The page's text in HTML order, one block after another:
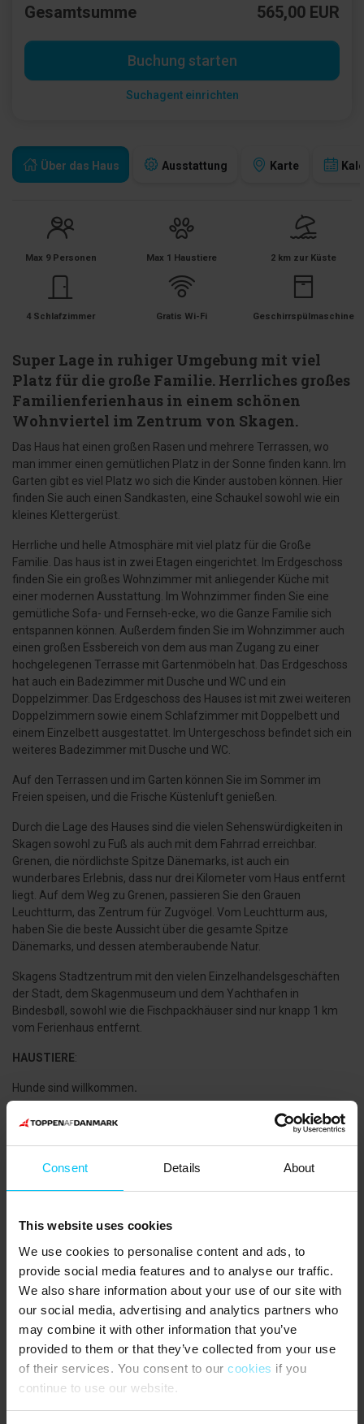
Consent Details About
This website uses cookies
We use cookies to personalise content and ads, to
provide social media features and to analyse our traffic.
We also share information about your use of our site with
our social media, advertising and analytics partners who
may combine it with other information that you’ve
provided to them or that they’ve collected from your use
of their services. You consent to our cookies if you
continue to use our website.
Über das Haus Ausstattung Karte
Max 9 Personen Max 1 Haustiere 2 km zur Küste
4 Schlafzimmer Gratis Wi-Fi Geschirrspülmaschine
Super Lage in ruhiger Umgebung mit viel
Platz für die große Familie. Herrliches großes
Familienferienhaus in einem schönen
Wohnviertel im Zentrum von Skagen.
Das Haus hat einen großen Rasen und mehrere Terrassen, wo
man immer einen gemütlichen Platz in der Sonne finden kann. Im
Garten gibt es viel Platz wo sich die Kinder austoben können. Hier
finden Sie auch einen Sandkasten, eine Schaukel sowohl wie ein
kleines Klettergerüst.
Herrliche und helle Atmosphäre mit viel platz für die Große
Familie. Das haus ist in zwei Etagen eingerichtet. Im Erdgeschoss
finden Sie ein großes Wohnzimmer mit anliegender Küche mit
einer modernen Ausstattung. Im Wohnzimmer finden Sie eine
gemütliche Sofa- und Fernseh-ecke, wo die Ganze Familie sich
entspannen können. Außerdem finden Sie im Wohnzimmer auch
einen großen Essbereich von dem aus man Zugang zu einer
hochgelegenen Terrasse mit Gartenmöbeln hat. Das Erdgeschoss
hat auch ein Badezimmer mit Dusche und WC und ein
Doppelzimmer. Das Erdgeschoss des Hauses ist mit zwei weiteren
Doppelzimmern sowie einem Schlafzimmer mit Doppelbett und
einem Einzelbett ausgestattet. Im Untergeschoss befindet sich ein
weiteres Badezimmer mit Dusche und WC.
Auf den Terrassen und im Garten können Sie im Sommer im
Freien speisen, und die Frische Küstenluft genießen.
Durch die Lage des Hauses sind die vielen Sehenswürdigkeiten in
Skagen sowohl zu Fuß als auch mit dem Fahrrad erreichbar.
Grenen, die nördlichste Spitze Dänemarks, ist auch ein
wunderbares Erlebnis, dass nur drei Kilometer vom Haus entfernt
liegt. Auf dem Weg zu Grenen, passieren Sie den Grauen
Leuchtturm, das Zentrum für Zugvögel. Vom Leuchtturm aus,
haben Sie die beste Aussicht über die gesamte Spitze
Dänemarks, und dessen atemberaubende Natur.
Skagens Stadtzentrum mit den vielen Einzelhandelsgeschäften
der Stadt, dem Skagenmuseum und dem Yachthafen in
Bindesbøll, sowohl wie die Fischpackhäuser sind nur knapp 1 km
vom Ferienhaus entfernt.
HAUSTIERE:
Hunde sind willkommen
WISSENWERTES:
Vermietung an Jugendgruppen (Personen unter 25 Jahren) nicht
gestattet.
Gute Parkbedingungen für 2-3 Autos in der Einfahrt direkt am
Endreinigung auf Bestellung
Die Reinigung des Gartengrills ist nicht im Preis inbegriffen und
obliegt dem Mieter (auch bei Bestellung oder obligatorischer
Endreinigung).
NÄCHSTE EINKAUFSMÖGLICHKEITEN
Gesamtsumme 565,00 EUR
Buchung starten
Suchagent einrichten